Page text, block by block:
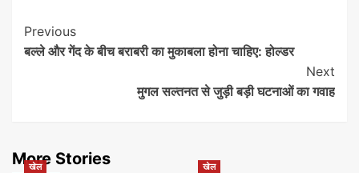
Post
Navigation
Previous
बल्ले और गेंद के बीच बराबरी का मुकाबला होना चाहिए: होल्डर
Next
मुगल सल्तनत से जुड़ी बड़ी घटनाओं का गवाह
More Stories
खेल खेल